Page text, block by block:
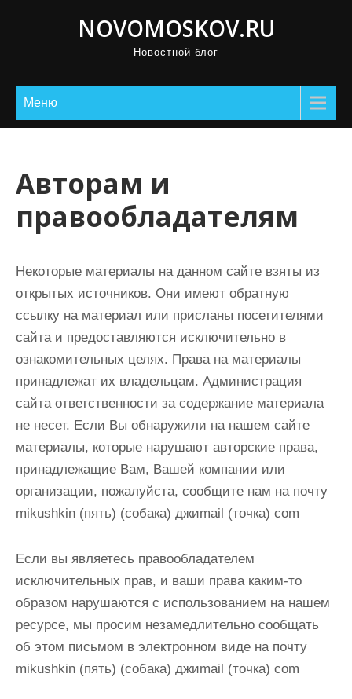
NOVOMOSKOV.RU
Новостной блог
Меню
Авторам и
правообладателям
Некоторые материалы на данном сайте взяты из
открытых источников. Они имеют обратную
ссылку на материал или присланы посетителями
сайта и предоставляются исключительно в
ознакомительных целях. Права на материалы
принадлежат их владельцам. Администрация
сайта ответственности за содержание материала
не несет. Если Вы обнаружили на нашем сайте
материалы, которые нарушают авторские права,
принадлежащие Вам, Вашей компании или
организации, пожалуйста, сообщите нам на почту
mikushkin (пять) (собака) джиmail (точка) com
Если вы являетесь правообладателем
исключительных прав, и ваши права каким-то
образом нарушаются с использованием на нашем
ресурсе, мы просим незамедлительно сообщать
об этом письмом в электронном виде на почту
mikushkin (пять) (собака) джиmail (точка) com